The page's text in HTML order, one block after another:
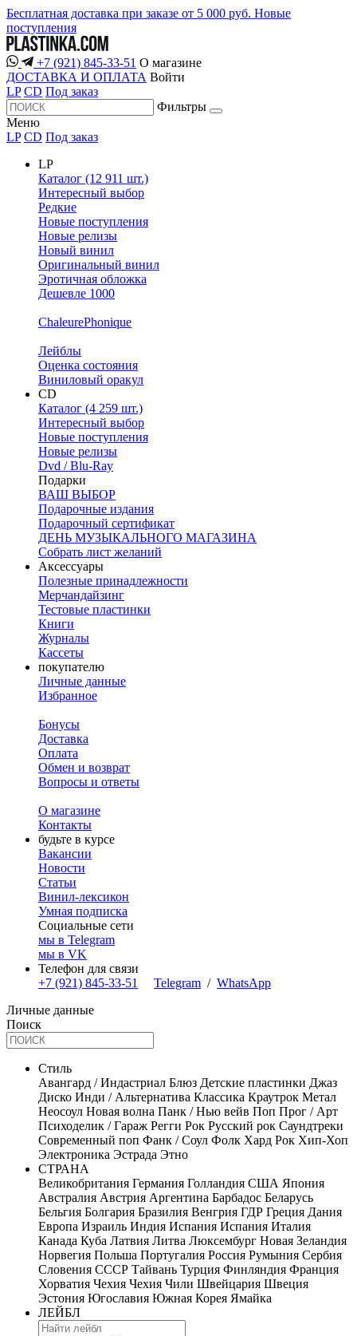
Бесплатная доставка при заказе от 5 000 руб. Новые
поступления
+7 (921) 845-33-51 О магазине
ДОСТАВКА И ОПЛАТА Войти
LP CD Под заказ
Фильтры
Меню
LP CD Под заказ
LP
Каталог (12 911 шт.)
Интересный выбор
Редкие
Новые поступления
Новые релизы
Новый винил
Оригинальный винил
Эротичная обложка
Дешевле 1000
ChaleurePhonique
Лейблы
Оценка состояния
Виниловый оракул
CD
Каталог (4 259 шт.)
Интересный выбор
Новые поступления
Новые релизы
Dvd / Blu-Ray
Подарки
ВАШ ВЫБОР
Подарочные издания
Подарочный сертификат
ДЕНЬ МУЗЫКАЛЬНОГО МАГАЗИНА
Собрать лист желаний
Аксессуары
Полезные принадлежности
Мерчандайзинг
Тестовые пластинки
Книги
Журналы
Кассеты
покупателю
Личные данные
Избранное
Бонусы
Доставка
Оплата
Обмен и возврат
Вопросы и ответы
О магазине
Контакты
будьте в курсе
Вакансии
Новости
Статьи
Винил-лексикон
Умная подписка
Социальные сети
мы в Telegram
мы в VK
Телефон для связи
+7 (921) 845-33-51
Telegram / WhatsApp
Личные данные
Поиск
Стиль
Авангард / Индастриал Блюз Детские пластинки Джаз
Диско Инди / Альтернатива Классика Краутрок Метал
Неосоул Новая волна Панк / Нью вейв Поп Прог / Арт
Психоделик / Гараж Регги Рок Русский рок Саундтреки
Современный поп Фанк / Соул Фолк Хард Рок Хип-Хоп
Электроника Эстрада Этно
СТРАНА
Великобритания Германия Голландия США Япония
Австралия Австрия Аргентина Барбадос Беларусь
Бельгия Болгария Бразилия Венгрия ГДР Греция Дания
Европа Израиль Индия Испания Испания Италия
Канада Куба Латвия Литва Люксембург Новая Зеландия
Норвегия Польша Португалия Россия Румыния Сербия
Словения СССР Тайвань Турция Финляндия Франция
Хорватия Чехия Чехия Чили Швейцария Швеция
Эстония Югославия Южная Корея Ямайка
ЛЕЙБЛ